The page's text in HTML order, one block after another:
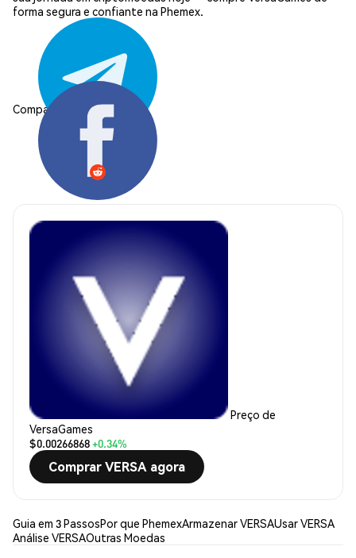
forma segura e confiante na Phemex.
Compartilhar:
Preço de
VersaGames
$0.00266868+0.34%
Comprar VERSA agora
Guia em 3 PassosPor que PhemexArmazenar VERSAUsar VERSA
Análise VERSAOutras Moedas